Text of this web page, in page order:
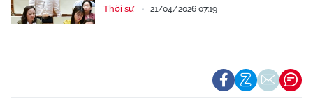
Thời sự 21/04/2026 07:19